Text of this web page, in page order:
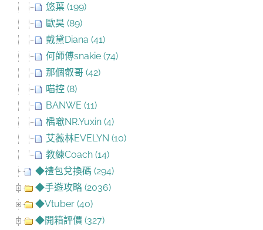
悠葉 (199)
歐昊 (89)
戴黛Diana (41)
何師傅snakie (74)
那個叡哥 (42)
喵控 (8)
BANWE (11)
楀噷NR.Yuxin (4)
艾薇林EVELYN (10)
教練Coach (14)
◆禮包兌換碼 (294)
◆手遊攻略 (2036)
◆Vtuber (40)
◆開箱評價 (327)